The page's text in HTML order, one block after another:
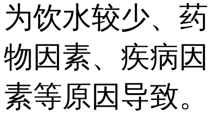
为饮水较少、药
物因素、疾病因
素等原因导致。